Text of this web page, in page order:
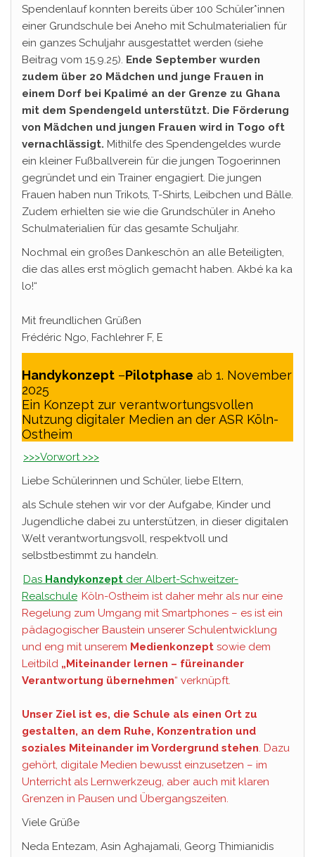
Spendenlauf konnten bereits über 100 Schüler*innen
einer Grundschule bei Aneho mit Schulmaterialien für
ein ganzes Schuljahr ausgestattet werden (siehe
Beitrag vom 15.9.25). Ende September wurden
zudem über 20 Mädchen und junge Frauen in
einem Dorf bei Kpalimé an der Grenze zu Ghana
mit dem Spendengeld unterstützt. Die Förderung
von Mädchen und jungen Frauen wird in Togo oft
vernachlässigt. Mithilfe des Spendengeldes wurde
ein kleiner Fußballverein für die jungen Togoerinnen
gegründet und ein Trainer engagiert. Die jungen
Frauen haben nun Trikots, T-Shirts, Leibchen und Bälle.
Zudem erhielten sie wie die Grundschüler in Aneho
Schulmaterialien für das gesamte Schuljahr.
Nochmal ein großes Dankeschön an alle Beteiligten,
die das alles erst möglich gemacht haben. Akbé ka ka
lo!“
Mit freundlichen Grüßen
Frédéric Ngo, Fachlehrer F, E
Handykonzept –Pilotphase ab 1. November
2025
Ein Konzept zur verantwortungsvollen
Nutzung digitaler Medien an der ASR Köln-
Ostheim
>>>Vorwort >>>
Liebe Schülerinnen und Schüler, liebe Eltern,
als Schule stehen wir vor der Aufgabe, Kinder und
Jugendliche dabei zu unterstützen, in dieser digitalen
Welt verantwortungsvoll, respektvoll und
selbstbestimmt zu handeln.
Das Handykonzept der Albert-Schweitzer-
Realschule Köln-Ostheim ist daher mehr als nur eine
Regelung zum Umgang mit Smartphones – es ist ein
pädagogischer Baustein unserer Schulentwicklung
und eng mit unserem Medienkonzept sowie dem
Leitbild „Miteinander lernen – füreinander
Verantwortung übernehmen“ verknüpft.
Unser Ziel ist es, die Schule als einen Ort zu
gestalten, an dem Ruhe, Konzentration und
soziales Miteinander im Vordergrund stehen. Dazu
gehört, digitale Medien bewusst einzusetzen – im
Unterricht als Lernwerkzeug, aber auch mit klaren
Grenzen in Pausen und Übergangszeiten.
Viele Grüße
Neda Entezam, Asin Aghajamali, Georg Thimianidis